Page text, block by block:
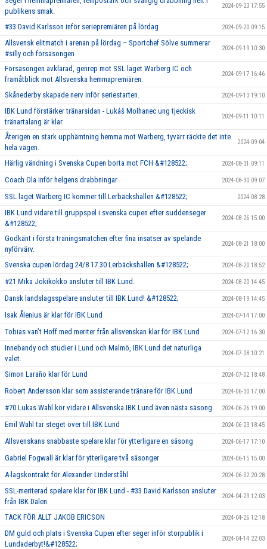
publikens smak.
2024-09-23 17:55
#33 David Karlsson inför seriepremiären på lördag 2024-09-20 09:15
Allsvensk elitmatch i arenan på lördag – Sportchef Sölve summerar
#silly och försäsongen
2024-09-19 10:30
Försäsongen avklarad, genrep mot SSL laget Warberg IC och
framåtblick mot Allsvenska hemmapremiären.
2024-09-17 16:46
Skånederby skapade nerv inför seriestarten. 2024-09-13 19:10
IBK Lund förstärker tränarsidan - Lukáš Molhanec ung tjeckisk
tränartalang är klar
2024-09-11 10:11
Återigen en stark upphämtning hemma mot Warberg, tyvärr räckte det inte
hela vägen.
2024-09-04
Härlig vändning i Svenska Cupen borta mot FCH &#128522; 2024-08-31 09:11
Coach Ola inför helgens drabbningar 2024-08-30 09:07
SSL laget Warberg IC kommer till Lerbäckshallen &#128522; 2024-08-28
IBK Lund vidare till gruppspel i svenska cupen efter suddenseger
&#128522;
2024-08-26 15:00
Godkänt i första träningsmatchen efter fina insatser av spelande
nyförvärv.
2024-08-21 18:00
Svenska cupen lördag 24/8 17.30 Lerbäckshallen &#128522; 2024-08-20 18:52
#21 Mika Jokikokko ansluter till IBK Lund. 2024-08-20 14:45
Dansk landslagsspelare ansluter till IBK Lund! &#128522; 2024-08-19 14:45
Isak Ålenius är klar för IBK Lund 2024-07-14 17:00
Tobias van’t Hoff med meriter från allsvenskan klar för IBK Lund 2024-07-12 16:30
Innebandy och studier i Lund och Malmö, IBK Lund det naturliga
valet.
2024-07-08 10:21
Simon Laraño klar för Lund 2024-07-02 18:48
Robert Andersson klar som assisterande tränare för IBK Lund 2024-06-30 17:00
#70 Lukas Wahl kör vidare i Allsvenska IBK Lund även nästa säsong 2024-06-26 19:00
Emil Wahl tar steget över till IBK Lund 2024-06-23 18:45
Allsvenskans snabbaste spelare klar för ytterligare en säsong 2024-06-17 17:10
Gabriel Fogwall är klar för ytterligare två säsonger 2024-06-15 15:00
A-lagskontrakt för Alexander Linderståhl 2024-06-02 20:28
SSL-meriterad spelare klar för IBK Lund - #33 David Karlsson ansluter
från IBK Dalen
2024-04-29 12:03
TACK FÖR ALLT JAKOB ERICSON 2024-04-26 12:18
DM guld och plats i Svenska Cupen efter seger inför storpublik i
Lundaderbyt!&#128522;
2024-04-14 22:03